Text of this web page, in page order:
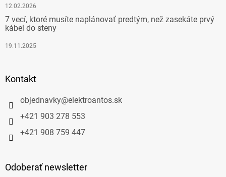
12.02.2026
7 vecí, ktoré musíte naplánovať predtým, než zasekáte prvý
kábel do steny
19.11.2025
Kontakt
objednavky@elektroantos.sk
+421 903 278 553
+421 908 759 447
Odoberať newsletter